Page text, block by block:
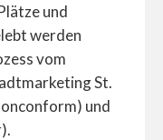
und
werden
vom
St.
und